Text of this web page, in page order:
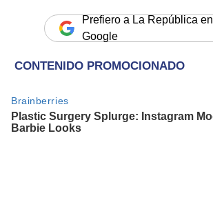
Prefiero a La República en
Google